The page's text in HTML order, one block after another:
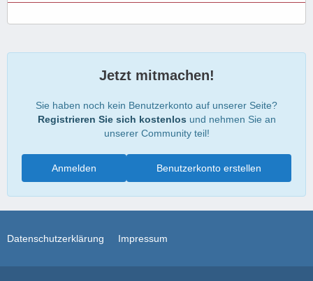
Jetzt mitmachen!
Sie haben noch kein Benutzerkonto auf unserer Seite?
Registrieren Sie sich kostenlos und nehmen Sie an
unserer Community teil!
Benutzerkonto erstellen
Anmelden
Datenschutzerklärung Impressum